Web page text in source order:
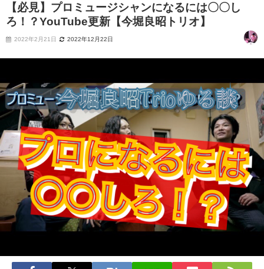
【必見】プロミュージシャンになるには〇〇し
ろ！？YouTube更新【今堀良昭トリオ】
2022年2月21日 2022年12月22日